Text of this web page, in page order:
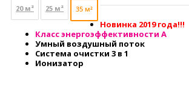
20 м² 25 м² 35 м²
Новинка 2019 года!!!
Класс энергоэффективности А
Умный воздушный поток
Система очистки 3 в 1
Ионизатор